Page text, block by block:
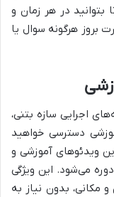
در هر زمان و
بروز هرگونه سوال یا
اجرایی سازه بتنی،
دسترسی خواهید
ویدئوهای آموزشی و
می‌شود. این ویژگی
مکانی، بدون نیاز به